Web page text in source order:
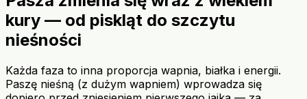
kury — od piskląt do szczytu
nieśności
Każda faza to inna proporcja wapnia, białka i energii.
Paszę nieśną (z dużym wapniem) wprowadza się